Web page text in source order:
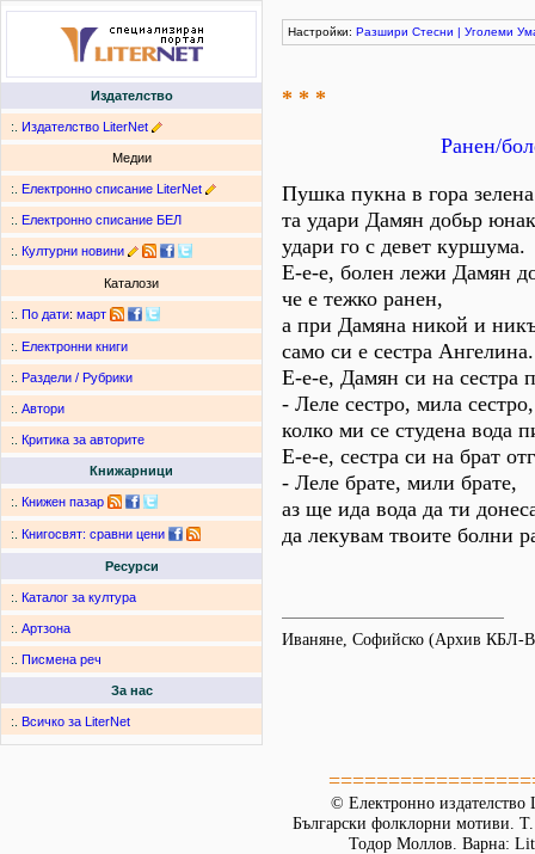
Издателство
:. Издателство LiterNet
Медии
:. Електронно списание LiterNet
:. Електронно списание БЕЛ
:. Културни новини
Каталози
:. По дати: март
:. Електронни книги
:. Раздели / Рубрики
:. Автори
:. Критика за авторите
Книжарници
:. Книжен пазар
:. Книгосвят: сравни цени
Ресурси
:. Каталог за култура
:. Артзона
:. Писмена реч
За нас
:. Всичко за LiterNet
Настройки: Разшири Стесни | Уголеми
* * *
Ранен/
Пушка пукна в гора зелена
та удари Дамян добьр юнак
удари го с девет куршума.
Е-е-е, болен лежи Дамян
че е тежко ранен,
а при Дамяна никой и
само си е сестра Ангелина.
Е-е-е, Дамян си на сестра
- Леле сестро, мила сестро,
колко ми се студена вода
Е-е-е, сестра си на брат
- Леле брате, мили брате,
аз ще ида вода да ти
да лекувам твоите болни
Иваняне, Софийско (Архив КБЛ-
© Електронно издателство
Български фолклорни мотиви.
Тодор Моллов. Варна: